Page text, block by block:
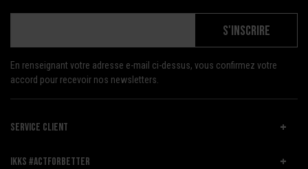
S'INSCRIRE
En renseignant votre adresse e-mail ci-dessus, vous confirmez votre
accord pour recevoir nos newsletters.
SERVICE CLIENT
IKKS #ACTFORBETTER